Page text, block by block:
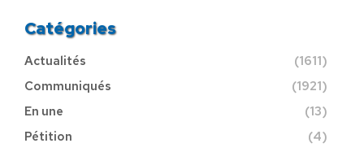
Catégories
Actualités
(1611)
Communiqués
(1921)
En une
(13)
Pétition
(4)